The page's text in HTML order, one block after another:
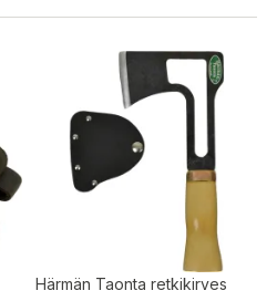
Härmän Taonta retkikirves